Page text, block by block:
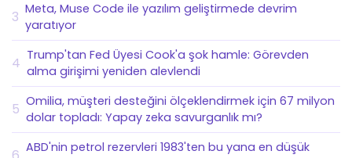
3 Meta, Muse Code ile yazılım geliştirmede devrim
yaratıyor
4 Trump'tan Fed Üyesi Cook'a şok hamle: Görevden
alma girişimi yeniden alevlendi
5 Omilia, müşteri desteğini ölçeklendirmek için 67 milyon
dolar topladı: Yapay zeka savurganlık mı?
ABD'nin petrol rezervleri 1983'ten bu yana en düşük